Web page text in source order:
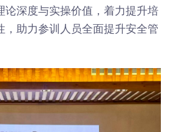
论深度与实操价值，着力提升培
，助力参训人员全面提升安全管